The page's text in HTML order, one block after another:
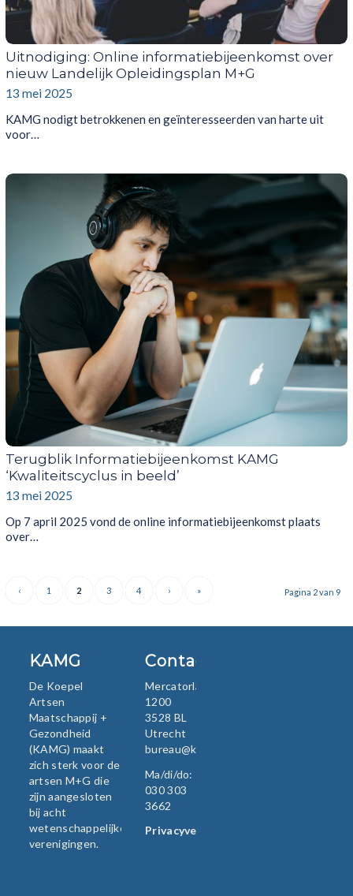
Uitnodiging: Online informatiebijeenkomst over
nieuw Landelijk Opleidingsplan M+G
13 mei 2025
KAMG nodigt betrokkenen en geïnteresseerden van harte uit
voor…
Terugblik Informatiebijeenkomst KAMG
‘Kwaliteitscyclus in beeld’
13 mei 2025
Op 7 april 2025 vond de online informatiebijeenkomst plaats
over…
Pagina 2 van 9
‹ 1 2 3 4 › »
KAMG
De Koepel
Artsen
Maatschappij +
Gezondheid
(KAMG) maakt
zich sterk voor de
artsen M+G die
zijn aangesloten
bij acht
wetenschappelijke
verenigingen.
Contact
Mercatorlaan
1200
3528 BL
Utrecht
bureau@kamg.nl
Ma/di/do:
030 303
3662
Privacyverklaring